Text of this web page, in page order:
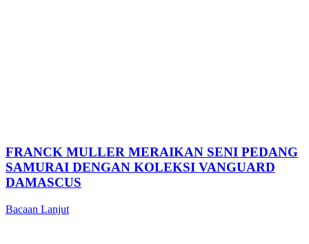
FRANCK MULLER MERAIKAN SENI PEDANG
SAMURAI DENGAN KOLEKSI VANGUARD
DAMASCUS
Bacaan Lanjut